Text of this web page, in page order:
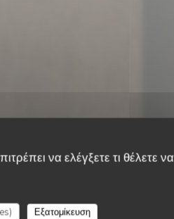
να ελέγξετε τι θέλετε να
Εξατομίκευση